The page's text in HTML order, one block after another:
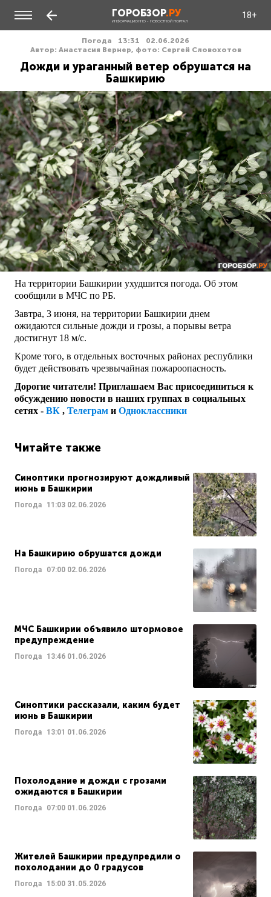
ГОРОБЗОР.РУ
ИНФОРМАЦИОННО - НОВОСТНОЙ ПОРТАЛ
18+
Погода 13:31
02.06.2026
Автор: Анастасия Вернер, фото: Сергей Словохотов
Дожди и ураганный ветер обрушатся на
Башкирию
На территории Башкирии ухудшится погода. Об этом
сообщили в МЧС по РБ.
Завтра, 3 июня, на территории Башкирии днем
ожидаются сильные дожди и грозы, а порывы ветра
достигнут 18 м/с.
Кроме того, в отдельных восточных районах республики
будет действовать чрезвычайная пожароопасность.
Дорогие читатели! Приглашаем Вас присоединиться к
обсуждению новости в наших группах в социальных
сетях - ВК , Телеграм и Одноклассники
Читайте также
Синоптики прогнозируют дождливый
июнь в Башкирии
Погода 11:03 02.06.2026
На Башкирию обрушатся дожди
Погода 07:00 02.06.2026
МЧС Башкирии объявило штормовое
предупреждение
Погода 13:46 01.06.2026
Синоптики рассказали, каким будет
июнь в Башкирии
Погода 13:01 01.06.2026
Похолодание и дожди с грозами
ожидаются в Башкирии
Погода 07:00 01.06.2026
Жителей Башкирии предупредили о
похолодании до 0 градусов
Погода 15:00 31.05.2026